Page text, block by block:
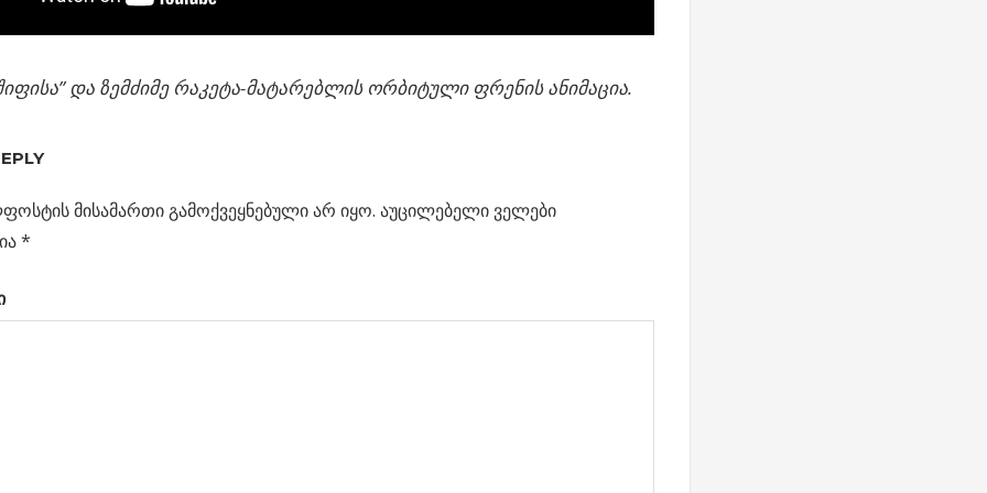
და ზემძიმე რაკეტა-მატარებლის ორბიტული ფრენის ანიმაცია.
მისამართი გამოქვეყნებული არ იყო. აუცილებელი ველები
*